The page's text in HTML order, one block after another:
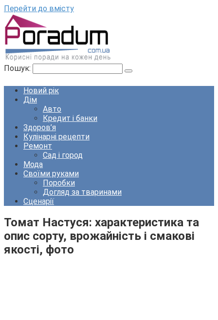
Перейти до вмісту
Пошук:
Новий рік
Дім
Авто
Кредит і банки
Здоров’я
Кулінарні рецепти
Ремонт
Сад і город
Мода
Своїми руками
Поробки
Догляд за тваринами
Сценарії
Томат Настуся: характеристика та
опис сорту, врожайність і смакові
якості, фото